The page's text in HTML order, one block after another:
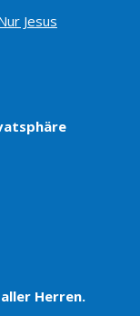
Jesus
Herren.